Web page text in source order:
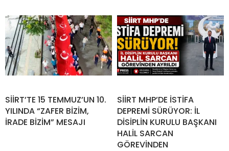
SİİRT’TE 15 TEMMUZ’UN 10.
YILINDA “ZAFER BİZİM,
İRADE BİZİM” MESAJI
SİİRT MHP’DE İSTİFA
DEPREMİ SÜRÜYOR: İL
DİSİPLİN KURULU BAŞKANI
HALİL SARCAN
GÖREVİNDEN